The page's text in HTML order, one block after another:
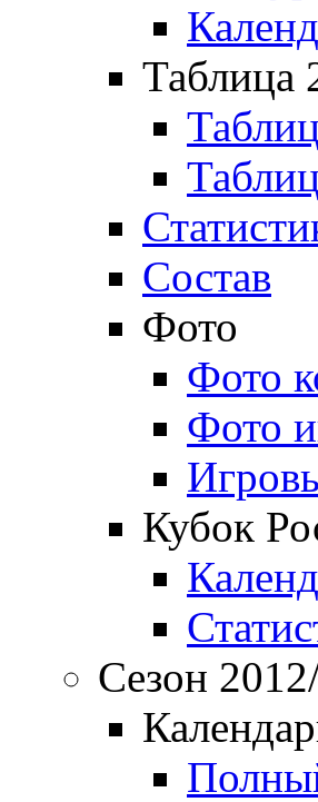
Таблица
Состав
Фото
Фото
Фото
Кубок
Сезон